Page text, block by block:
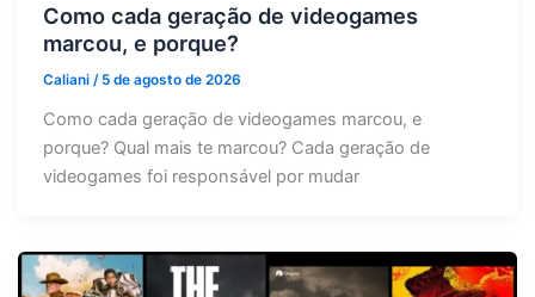
Como cada geração de videogames
marcou, e porque?
Caliani / 5 de agosto de 2026
Como cada geração de videogames marcou, e
porque? Qual mais te marcou? Cada geração de
videogames foi responsável por mudar